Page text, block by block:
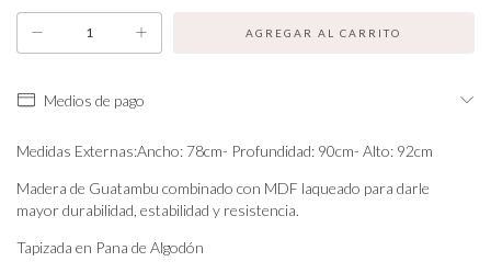
Medios de pago
Medidas Externas:Ancho: 78cm- Profundidad: 90cm- Alto: 92cm
Madera de Guatambu combinado con MDF laqueado para darle
mayor durabilidad, estabilidad y resistencia.
Tapizada en Pana de Algodón